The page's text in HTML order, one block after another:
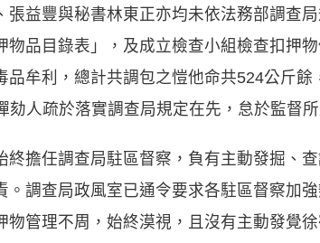
益豐與秘書林東正亦均未依法務部調查
品目錄表」，及成立檢查小組檢查扣押
牟利，總計共調包之愷他命共524公斤
人疏於落實調查局規定在先，怠於監督
擔任調查局駐區督察，負有主動發掘、
調查局政風室已通令要求各駐區督察加
管理不周，始終漠視，且沒有主動發覺